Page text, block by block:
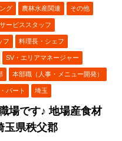
グ 農林水産関連 その他
ービススタッフ
フ 料理長・シェフ
SV・エリアマネージャー
本部職（人事・メニュー開発）
パート 埼玉
場です♪ 地場産食材
玉県秩父郡